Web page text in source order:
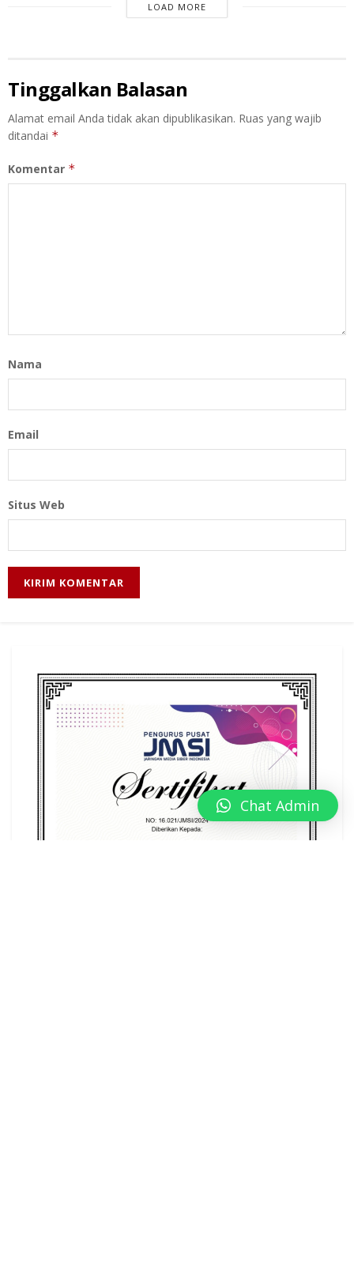
LOAD MORE
Tinggalkan Balasan
Alamat email Anda tidak akan dipublikasikan. Ruas yang wajib
ditandai *
Komentar *
Nama
Email
Situs Web
Chat Admin